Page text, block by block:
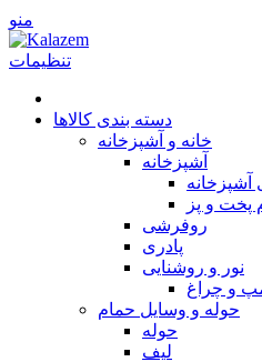
منو
تنظیمات
دسته بندی کالاها
خانه و آشپزخانه
آشپزخانه
پخت و پز
روفرشی
پا‌دری
نور و روشنایی
و چراغ
حوله و وسایل حمام
حوله
لیف